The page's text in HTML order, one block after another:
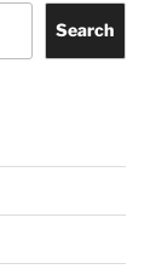
Search